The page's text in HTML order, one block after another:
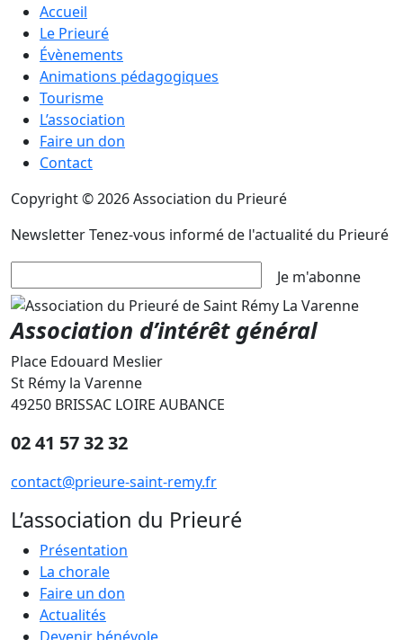
Accueil
Le Prieuré
Évènements
Animations pédagogiques
Tourisme
L’association
Faire un don
Contact
Copyright © 2026 Association du Prieuré
NewsletterTenez-vous informé de l'actualité du Prieuré
Je m'abonne
Association d’intérêt général
Place Edouard Meslier
St Rémy la Varenne
49250 BRISSAC LOIRE AUBANCE
02 41 57 32 32
contact@prieure-saint-remy.fr
L’association du Prieuré
Présentation
La chorale
Faire un don
Actualités